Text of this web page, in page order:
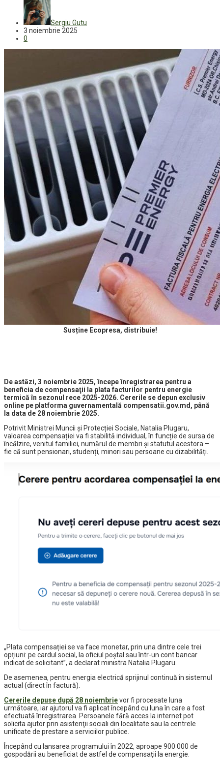
Sergiu Gutu
3 noiembrie 2025
0
Susține Ecopresa, distribuie!
De astăzi, 3 noiembrie 2025, începe înregistrarea pentru a
beneficia de compensaţii la plata facturilor pentru energie
termică în sezonul rece 2025-2026. Cererile se depun exclusiv
online pe platforma guvernamentală compensatii.gov.md, până
la data de 28 noiembrie 2025.
Potrivit Ministrei Muncii și Protecției Sociale, Natalia Plugaru,
valoarea compensației va fi stabilită individual, în funcție de sursa de
încălzire, venitul familiei, numărul de membri și statutul acestora –
fie că sunt pensionari, studenți, minori sau persoane cu dizabilități.
„Plata compensației se va face monetar, prin una dintre cele trei
opțiuni: pe cardul social, la oficiul poștal sau într-un cont bancar
indicat de solicitant”, a declarat ministra Natalia Plugaru.
De asemenea, pentru energia electrică sprijinul continuă în sistemul
actual (direct în factură).
Cererile depuse după 28 noiembrievor fi procesate luna
următoare, iar ajutorul va fi aplicat începând cu luna în care a fost
efectuată înregistrarea. Persoanele fără acces la internet pot
solicita ajutor prin asistenţii sociali din localitate sau la centrele
unificate de prestare a serviciilor publice.
Începând cu lansarea programului în 2022, aproape 900 000 de
gospodării au beneficiat de astfel de compensaţii la energie.